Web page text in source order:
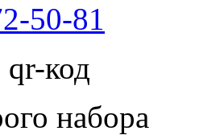
50-81
код
набора